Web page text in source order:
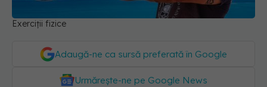
Exerciții fizice
Adaugă-ne ca sursă preferată în Google
Urmărește-ne pe Google News